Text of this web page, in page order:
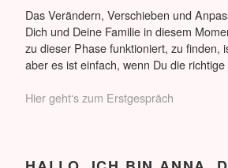
Das Verändern, Verschieben und
Dich und Deine Familie in diesem
zu dieser Phase funktioniert, zu finden,
aber es ist einfach, wenn Du die
Hier geht‘s zum Erstgespräch